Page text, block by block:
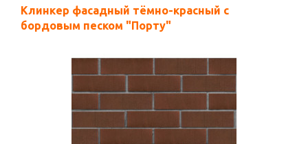
Клинкер фасадный тёмно-красный с
бордовым песком "Порту"